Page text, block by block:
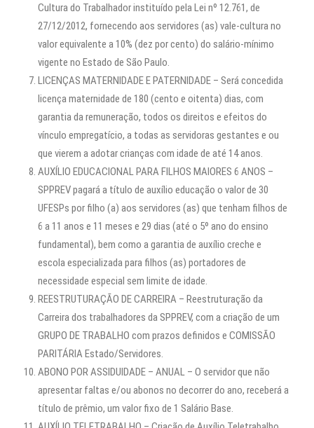
Cultura do Trabalhador instituído pela Lei nº 12.761, de
27/12/2012, fornecendo aos servidores (as) vale-cultura no
valor equivalente a 10% (dez por cento) do salário-mínimo
vigente no Estado de São Paulo.
LICENÇAS MATERNIDADE E PATERNIDADE – Será concedida
licença maternidade de 180 (cento e oitenta) dias, com
garantia da remuneração, todos os direitos e efeitos do
vínculo empregatício, a todas as servidoras gestantes e ou
que vierem a adotar crianças com idade de até 14 anos.
AUXÍLIO EDUCACIONAL PARA FILHOS MAIORES 6 ANOS –
SPPREV pagará a título de auxílio educação o valor de 30
UFESPs por filho (a) aos servidores (as) que tenham filhos de
6 a 11 anos e 11 meses e 29 dias (até o 5º ano do ensino
fundamental), bem como a garantia de auxílio creche e
escola especializada para filhos (as) portadores de
necessidade especial sem limite de idade.
REESTRUTURAÇÃO DE CARREIRA – Reestruturação da
Carreira dos trabalhadores da SPPREV, com a criação de um
GRUPO DE TRABALHO com prazos definidos e COMISSÃO
PARITÁRIA Estado/Servidores.
ABONO POR ASSIDUIDADE – ANUAL – O servidor que não
apresentar faltas e/ou abonos no decorrer do ano, receberá a
título de prêmio, um valor fixo de 1 Salário Base.